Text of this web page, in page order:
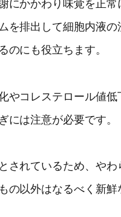
にかかわり味覚を正常
を排出して細胞内液
のにも役立ちます。
やコレステロール値
には注意が必要です。
されているため、や
の以外はなるべく新